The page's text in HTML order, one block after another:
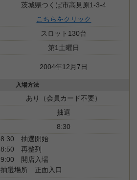
茨城県つくば市高見原1-3-4
こちらをクリック
スロット130台
第1土曜日
2004年12月7日
入場方法
あり（会員カード不要）
抽選
8:30
8:30 抽選開始
8:50 再整列
9:00 開店入場
抽選場所 正面入口